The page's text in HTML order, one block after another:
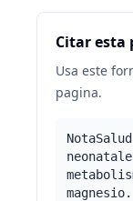
Citar esta
Usa este
pagina.